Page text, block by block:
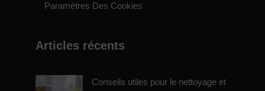
Paramètres Des Cookies
Articles récents
Conseils utiles pour le nettoyage et